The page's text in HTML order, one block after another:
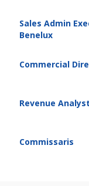
Sales Admin
Benelux
Commercial
Revenue Analyst
Commissaris